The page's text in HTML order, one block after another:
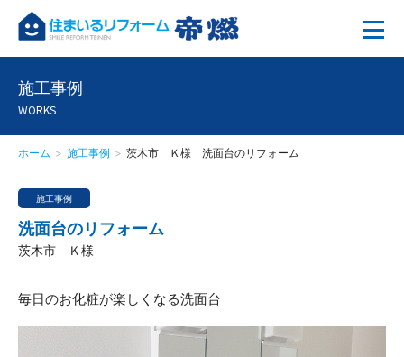
施工事例
WORKS
ホーム 施工事例 茨木市 Ｋ様 洗面台のリフォーム
施工事例
洗面台のリフォーム
茨木市 Ｋ様
毎日のお化粧が楽しくなる洗面台